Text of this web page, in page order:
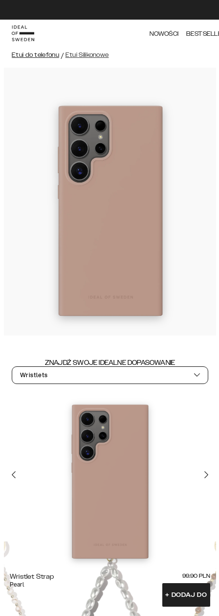
NOWOŚCI
Etui do telefonu / Etui Silikonowe
ZNAJDŹ SWOJE IDEALNE DOPASOWANIE
Wristlets
Wristlet Strap
Pearl
99.90 PLN
+ DODAJ DO